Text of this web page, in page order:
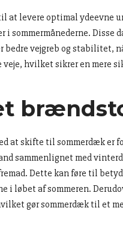
at levere optimal ydeevne
sommermånederne. Disse
bedre vejgreb og stabilitet,
veje, hvilket sikrer en mere
at skifte til sommerdæk
sammenlignet med
Dette kan føre til
i løbet af sommeren.
gør sommerdæk til et